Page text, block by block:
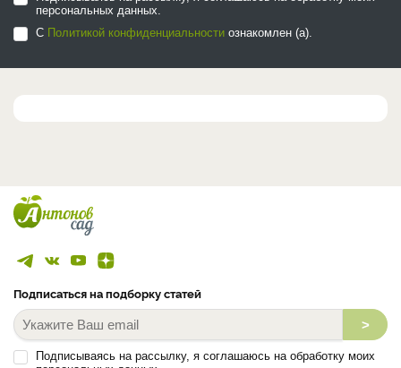
персональных данных.
С Политикой конфиденциальности ознакомлен (а).
Подписаться на подборку статей
>
Подписываясь на рассылку, я соглашаюсь на обработку моих